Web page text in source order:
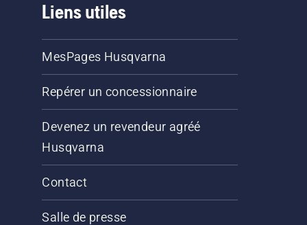
Liens utiles
MesPages Husqvarna
Repérer un concessionnaire
Devenez un revendeur agréé
Husqvarna
Contact
Salle de presse